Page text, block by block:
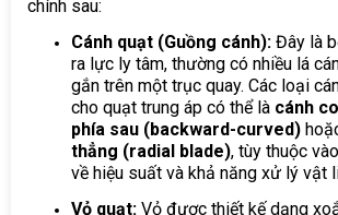
chính sau:
Cánh quạt (Guồng cánh): Đây là
ra lực ly tâm, thường có nhiều lá
gắn trên một trục quay. Các loại
cho quạt trung áp có thể là cánh
phía sau (backward-curved)
thẳng (radial blade), tùy thuộc
về hiệu suất và khả năng xử lý vật
Vỏ quạt: Vỏ được thiết kế dạng